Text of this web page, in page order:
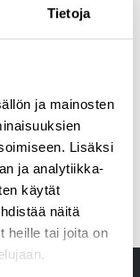
Tietoja
ja mainosten
Lisäksi
ja analytiikka-
käytät
näitä
heille tai joita on